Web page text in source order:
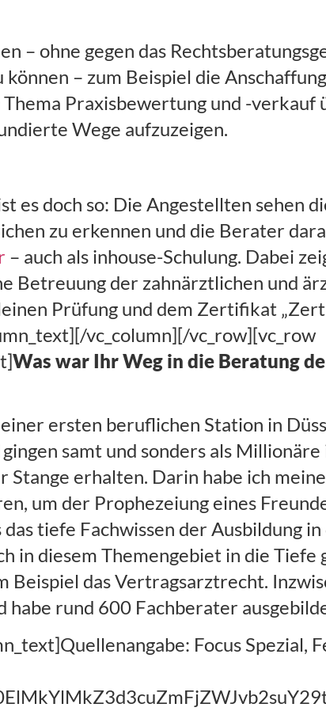
– ohne gegen das
– zum Beispiel die Anschaffung
Praxisbewertung und -verkauf
Wege aufzuzeigen.
es doch so: Die Angestellten sehen
zu erkennen und die Berater
– auch als inhouse-Schulung. Dabei
Betreuung der zahnärztlichen und
Prüfung und dem Zertifikat
vc_column][/vc_row][vc_row
Was war Ihr Weg in die Beratung
ersten beruflichen Station in
samt und sonders als Millionäre
erhalten. Darin habe ich
um der Prophezeiung eines
tiefe Fachwissen der Ausbildung
in diesem Themengebiet in die Tiefe
Beispiel das Vertragsarztrecht.
rund 600 Fachberater
Focus Spezial,